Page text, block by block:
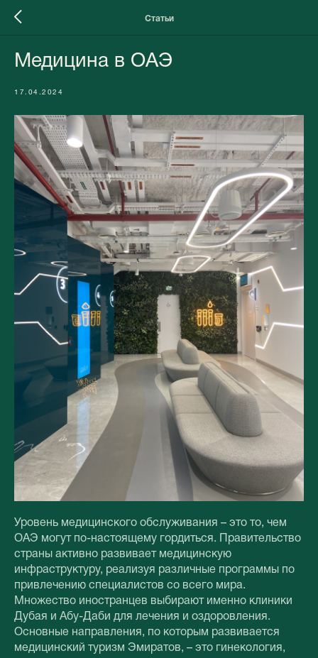
Статьи
Медицина в ОАЭ
17.04.2024
Уровень медицинского обслуживания – это то, чем
ОАЭ могут по-настоящему гордиться. Правительство
страны активно развивает медицинскую
инфраструктуру, реализуя различные программы по
привлечению специалистов со всего мира.
Множество иностранцев выбирают именно клиники
Дубая и Абу-Даби для лечения и оздоровления.
Основные направления, по которым развивается
медицинский туризм Эмиратов, – это гинекология,